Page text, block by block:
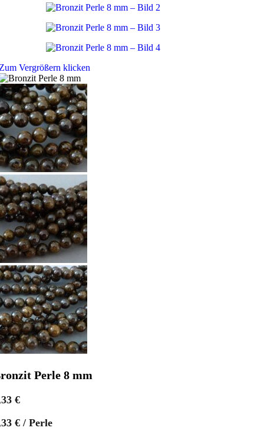
Vergrößern klicken
Perle 8 mm
€
€ / Perle